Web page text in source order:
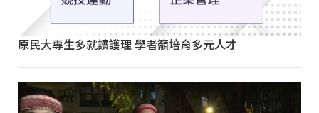
原民大專生多就讀護理 學者籲培育多元人才